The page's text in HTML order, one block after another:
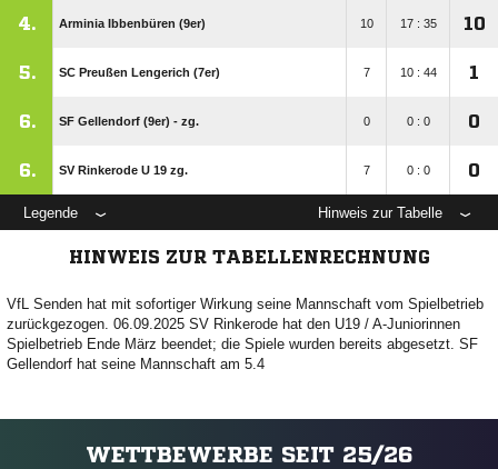
4. Arminia Ibbenbüren (9er) 10 17 : 35 10
5. SC Preußen Lengerich (7er) 7 10 : 44 1
6. SF Gellendorf (9er) - zg. 0 0 : 0 0
6. SV Rinkerode U 19 zg. 7 0 : 0 0
Legende Hinweis zur Tabelle
HINWEIS ZUR TABELLENRECHNUNG
VfL Senden hat mit sofortiger Wirkung seine Mannschaft vom Spielbetrieb
zurückgezogen. 06.09.2025 SV Rinkerode hat den U19 / A-Juniorinnen
Spielbetrieb Ende März beendet; die Spiele wurden bereits abgesetzt. SF
Gellendorf hat seine Mannschaft am 5.4
WETTBEWERBE SEIT 25/26